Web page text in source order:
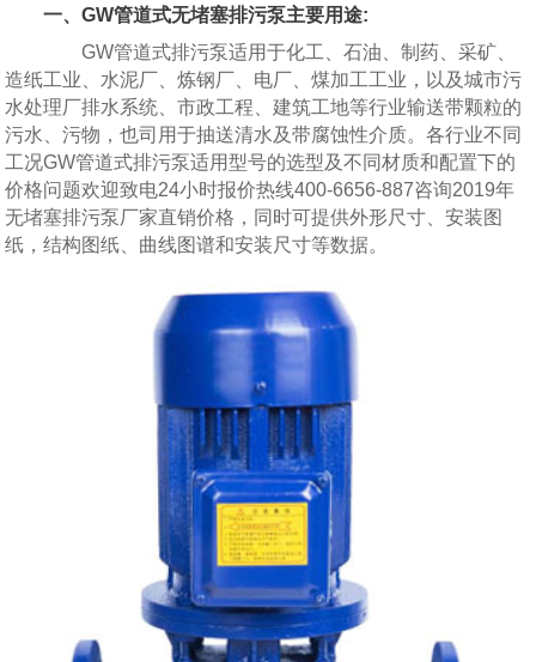
一、GW管道式无堵塞排污泵主要用途:
GW管道式排污泵适用于化工、石油、制药、采矿、
造纸工业、水泥厂、炼钢厂、电厂、煤加工工业，以及城市污
水处理厂排水系统、市政工程、建筑工地等行业输送带颗粒的
污水、污物，也司用于抽送清水及带腐蚀性介质。各行业不同
工况GW管道式排污泵适用型号的选型及不同材质和配置下的
价格问题欢迎致电24小时报价热线400-6656-887咨询2019年
无堵塞排污泵厂家直销价格，同时可提供外形尺寸、安装图
纸，结构图纸、曲线图谱和安装尺寸等数据。